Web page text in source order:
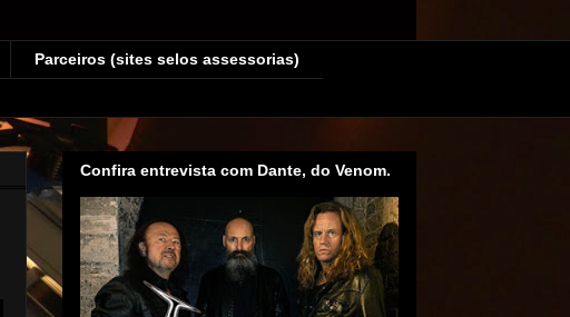
Parceiros (sites selos assessorias)
Confira entrevista com Dante, do Venom.